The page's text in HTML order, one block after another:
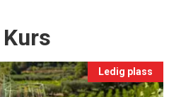
Ledig plass